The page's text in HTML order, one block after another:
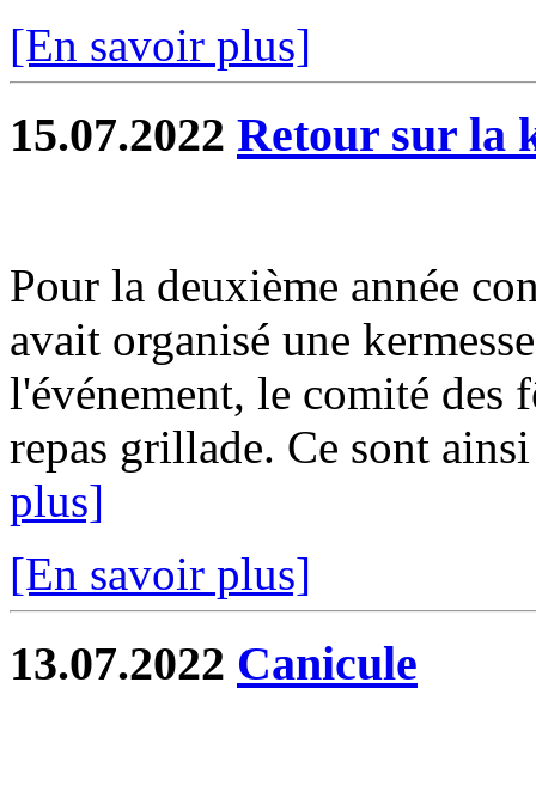
[En savoir plus]
15.07.2022 Retour sur la
Pour la deuxième année
avait organisé une
l'événement, le comité des
repas grillade. Ce sont
plus]
[En savoir plus]
13.07.2022 Canicule